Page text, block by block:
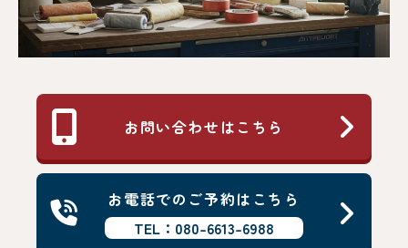
お問い合わせはこちら
お電話でのご予約はこちら
TEL：080-6613-6988